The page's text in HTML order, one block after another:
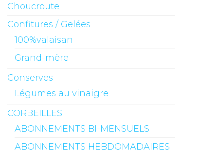
Choucroute
Confitures / Gelées
100%valaisan
Grand-mère
Conserves
Légumes au vinaigre
CORBEILLES
ABONNEMENTS BI-MENSUELS
ABONNEMENTS HEBDOMADAIRES